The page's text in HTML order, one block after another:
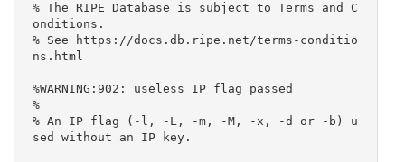
% The RIPE Database is subject to Terms and C
onditions.
% See https://docs.db.ripe.net/terms-conditio
ns.html
%WARNING:902: useless IP flag passed
%
% An IP flag (-l, -L, -m, -M, -x, -d or -b) u
sed without an IP key.